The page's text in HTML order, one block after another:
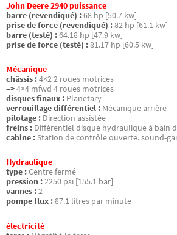
John Deere 2940 puissance
barre (revendiqué) :68 hp [50.7 kw]
prise de force (revendiqué) :82 hp [61.1 kw]
barre (testé) :64.18 hp [47.9 kw]
prise de force (testé) :81.17 hp [60.5 kw]
Mécanique
châssis :4×2 2 roues motrices
–>4×4 mfwd 4 roues motrices
disques finaux : Planetary
verrouillage différentiel : Mécanique arrière
pilotage : Direction assistée
freins : Différentiel disque hydraulique à bain
cabine : Station de contrôle ouverte. sound-
Hydraulique
type :Centre fermé
pression :2250 psi [155.1 bar]
vannes :2
pompe flux :87.1 litres par minute
électricité